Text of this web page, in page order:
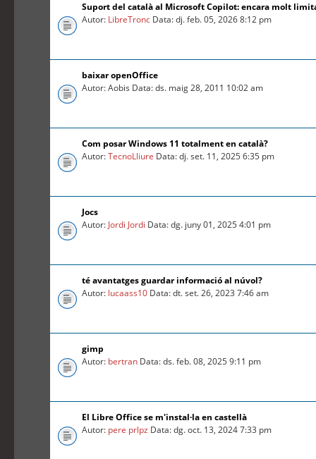
Suport del català al Microsoft Copilot: encara molt
Autor: LibreTronc Data: dj. feb. 05, 2026 8:12 pm
baixar openOffice
Autor: Aobis Data: ds. maig 28, 2011 10:02 am
Com posar Windows 11 totalment en català?
Autor:TecnoLliure Data: dj. set. 11, 2025 6:35 pm
Jocs
Autor: Jordi Jordi Data: dg. juny 01, 2025 4:01 pm
té avantatges guardar informació al núvol?
Autor: lucaass10 Data: dt. set. 26, 2023 7:46 am
gimp
Autor: bertran Data: ds. feb. 08, 2025 9:11 pm
El Libre Office se m'instal·la en castellà
Autor: pere prlpz Data: dg. oct. 13, 2024 7:33 pm